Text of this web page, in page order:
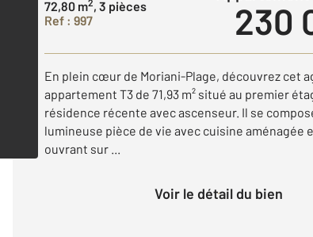
72,80 m2, 3 pièces
Ref : 997
En plein cœur de Moriani-Plage, découvrez cet
appartement T3 de 71,93 m² situé au premier
résidence récente avec ascenseur. Il se
lumineuse pièce de vie avec cuisine aménagée
ouvrant sur ...
Voir le détail du bien